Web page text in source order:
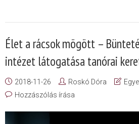
Élet a rácsok mögött –
intézet látogatása tanórai
2018-11-26 Roskó Dóra
Hozzászólás írása